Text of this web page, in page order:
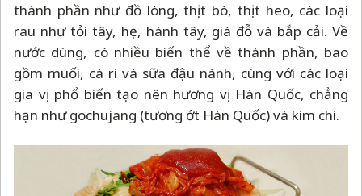
thành phần như đồ lòng, thịt bò, thịt heo, các loại
rau như tỏi tây, hẹ, hành tây, giá đỗ và bắp cải. Về
nước dùng, có nhiều biến thể về thành phần, bao
gồm muối, cà ri và sữa đậu nành, cùng với các loại
gia vị phổ biến tạo nên hương vị Hàn Quốc, chẳng
hạn như gochujang (tương ớt Hàn Quốc) và kim chi.